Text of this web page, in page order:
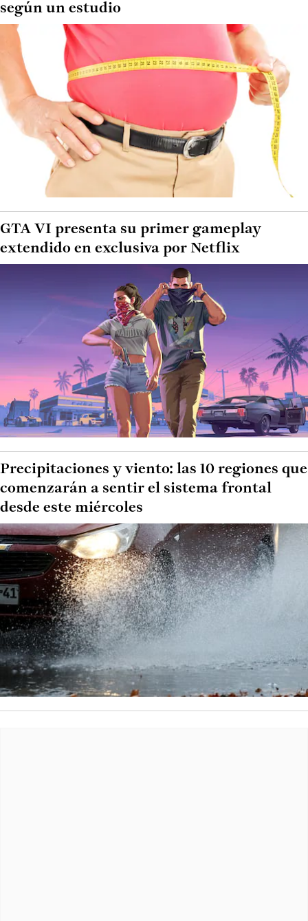
según un estudio
GTA VI presenta su primer gameplay
extendido en exclusiva por Netflix
Precipitaciones y viento: las 10 regiones que
comenzarán a sentir el sistema frontal
desde este miércoles